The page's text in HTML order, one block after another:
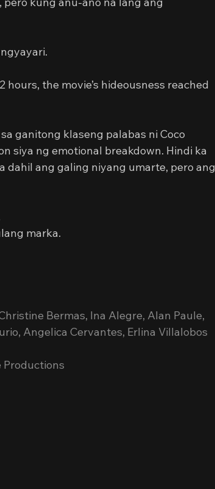
the movie’s hideousness reached
ganitong klaseng palabas ni Coco
siya ng emotional breakdown. Hindi ka
dahil ang galing niyang umarte, pero ang
marka.
Bermas, Ina Alegre, Alan Paule,
Angelica Cervantes, Erlina Villalobos
Productions